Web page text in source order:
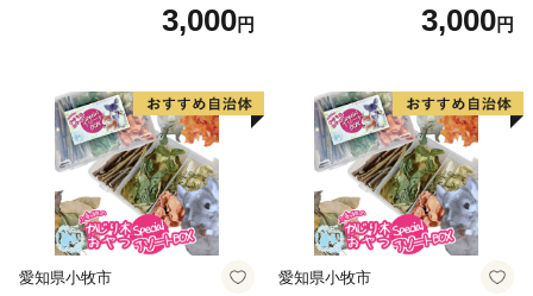
3,000円 3,000円
愛知県小牧市 愛知県小牧市